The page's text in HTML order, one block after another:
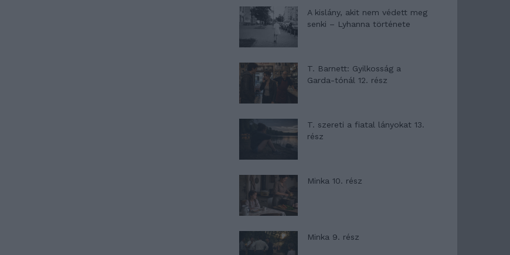
A kislány, akit nem védett meg
senki – Lyhanna története
T. Barnett: Gyilkosság a
Garda-tónál 12. rész
T. szereti a fiatal lányokat 13.
rész
Minka 10. rész
Minka 9. rész